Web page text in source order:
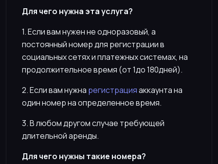
Для чего нужна эта услуга?
1. Если вам нужен не одноразовый, а
постоянный номер для регистрации в
социальных сетях и платежных системах, на
продолжительное время (от 1до 180дней).
2. Если вам нужна регистрацияаккаунта на
один номер на определенное время.
3. В любом другом случае требующей
длительной аренды.
Для чего нужны такие номера?